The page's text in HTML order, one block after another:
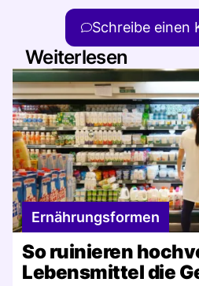
Schreibe einen
Weiterlesen
Ernährungsformen
So ruinieren
Lebensmittel die